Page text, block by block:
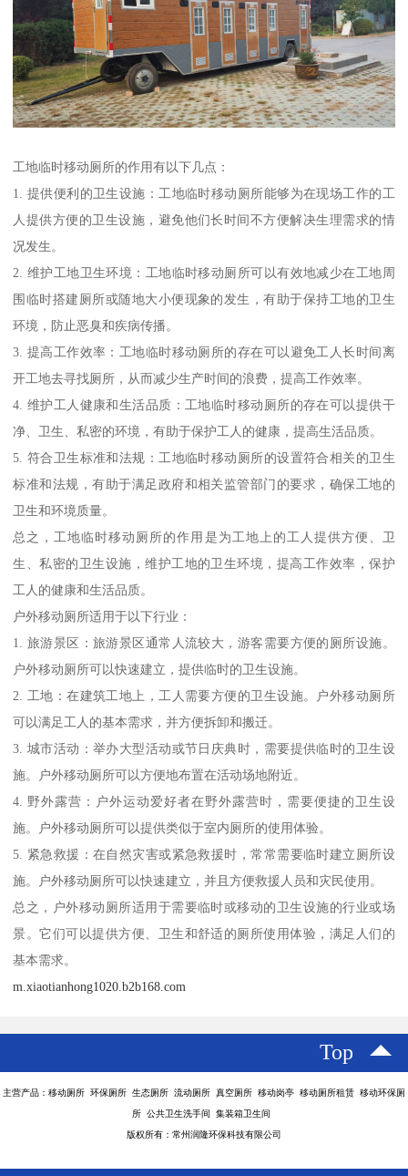
工地临时移动厕所的作用有以下几点：
1. 提供便利的卫生设施：工地临时移动厕所能够为在现场工作的工
人提供方便的卫生设施，避免他们长时间不方便解决生理需求的情
况发生。
2. 维护工地卫生环境：工地临时移动厕所可以有效地减少在工地周
围临时搭建厕所或随地大小便现象的发生，有助于保持工地的卫生
环境，防止恶臭和疾病传播。
3. 提高工作效率：工地临时移动厕所的存在可以避免工人长时间离
开工地去寻找厕所，从而减少生产时间的浪费，提高工作效率。
4. 维护工人健康和生活品质：工地临时移动厕所的存在可以提供干
净、卫生、私密的环境，有助于保护工人的健康，提高生活品质。
5. 符合卫生标准和法规：工地临时移动厕所的设置符合相关的卫生
标准和法规，有助于满足政府和相关监管部门的要求，确保工地的
卫生和环境质量。
总之，工地临时移动厕所的作用是为工地上的工人提供方便、卫
生、私密的卫生设施，维护工地的卫生环境，提高工作效率，保护
工人的健康和生活品质。
户外移动厕所适用于以下行业：
1. 旅游景区：旅游景区通常人流较大，游客需要方便的厕所设施。
户外移动厕所可以快速建立，提供临时的卫生设施。
2. 工地：在建筑工地上，工人需要方便的卫生设施。户外移动厕所
可以满足工人的基本需求，并方便拆卸和搬迁。
3. 城市活动：举办大型活动或节日庆典时，需要提供临时的卫生设
施。户外移动厕所可以方便地布置在活动场地附近。
4. 野外露营：户外运动爱好者在野外露营时，需要便捷的卫生设
施。户外移动厕所可以提供类似于室内厕所的使用体验。
5. 紧急救援：在自然灾害或紧急救援时，常常需要临时建立厕所设
施。户外移动厕所可以快速建立，并且方便救援人员和灾民使用。
总之，户外移动厕所适用于需要临时或移动的卫生设施的行业或场
景。它们可以提供方便、卫生和舒适的厕所使用体验，满足人们的
基本需求。
m.xiaotianhong1020.b2b168.com
Top
主营产品：移动厕所 环保厕所 生态厕所 流动厕所 真空厕所 移动岗亭 移动厕所租赁 移动环保厕
所 公共卫生洗手间 集装箱卫生间
版权所有：常州润隆环保科技有限公司